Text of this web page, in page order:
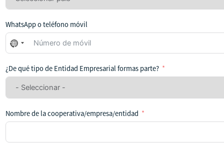
WhatsApp o teléfono móvil
No
se
seleccionado
ningún
¿De qué tipo de Entidad Empresarial formas parte?
Nombre de la cooperativa/empresa/entidad